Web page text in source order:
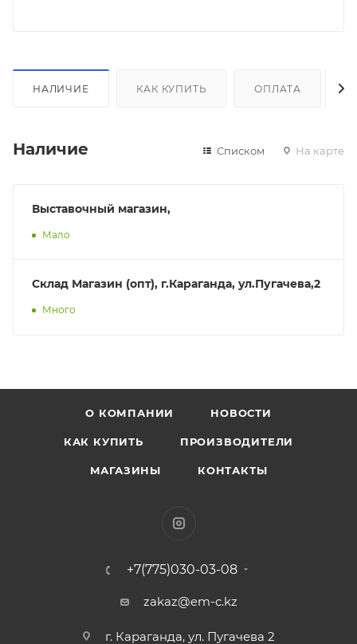
НАЛИЧИЕ КАК КУПИТЬ ОПЛАТА
Наличие Списком На карте
Выставочный магазин,
Мало
Склад Магазин (опт), г.Караганда, ул.Пугачева,2
Много
О КОМПАНИИ НОВОСТИ
КАК КУПИТЬ ПРОИЗВОДИТЕЛИ
МАГАЗИНЫ КОНТАКТЫ
+7(775)030-03-08
zakaz@em-c.kz
г. Караганда, ул. Пугачева 2